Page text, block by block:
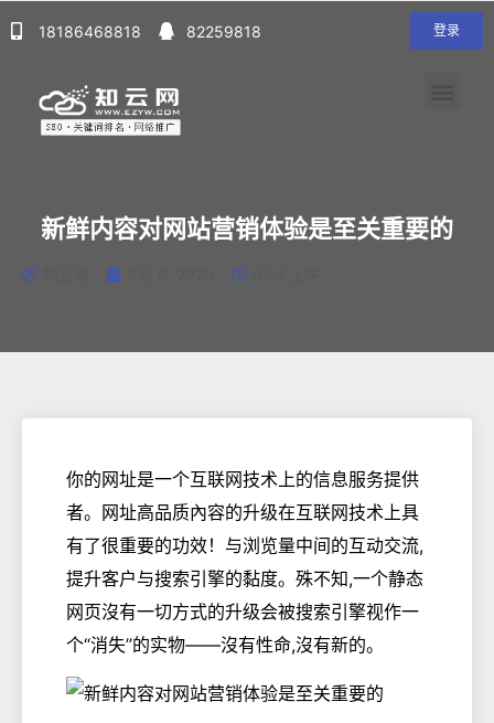
18186468818 82259818 登录
新鲜内容对网站营销体验是至关重要的
你的网址是一个互联网技术上的信息服务提供
者。网址高品质內容的升级在互联网技术上具
有了很重要的功效！与浏览量中间的互动交流,
提升客户与搜索引擎的黏度。殊不知,一个静态
网页沒有一切方式的升级会被搜索引擎视作一
个“消失”的实物——沒有性命,沒有新的。